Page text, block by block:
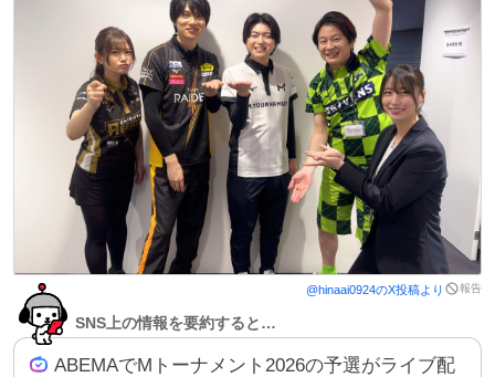
@hinaai0924のX投稿より 報告
SNS上の情報を要約すると…
ABEMAでMトーナメント2026の予選がライブ配